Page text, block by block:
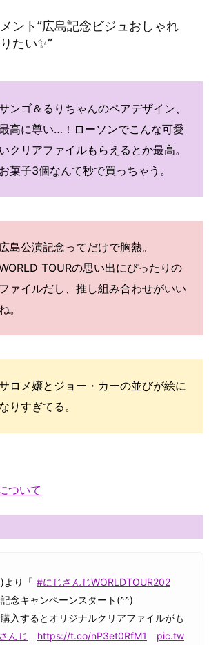
ント”広島記念ビジュおしゃれ
たい✨”
ンゴ＆るりちゃんのペアデザイン、
高に尊い…！ローソンでこんな可愛
いクリアファイルもらえるとか最高。
お菓子3個なんて秒で買っちゃう。
広島公演記念ってだけで胸熱。
TOURの思い出にぴったりの
ファイルだし、推し組み合わせがいい
ね。
ロメ嬢とジョー・カーの並びが絵に
なりすぎてる。
ついて
より「 #にじさんじWORLDTOUR202
念キャンペーンスタート(^^)
入するとオリジナルクリアファイルがも
んじ https://t.co/nP3et0RfM1
pic.tw